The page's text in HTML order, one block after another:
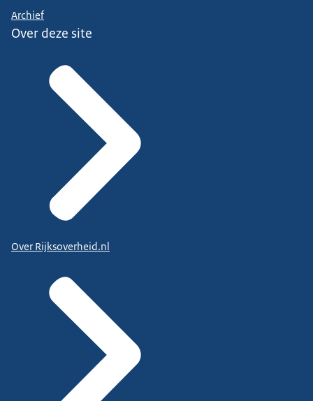
Archief
Over deze site
Over Rijksoverheid.nl